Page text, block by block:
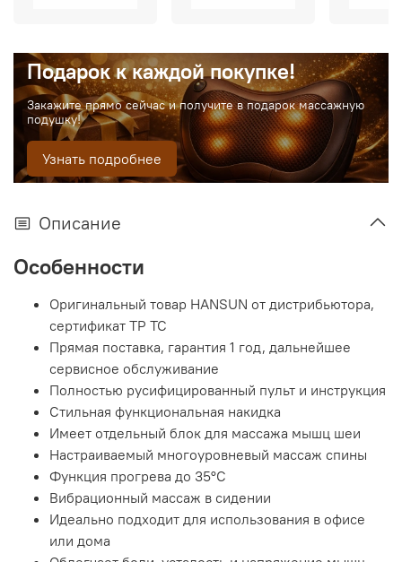
Подарок к каждой покупке!
Закажите прямо сейчас и получите в подарок массажную
подушку!
Узнать подробнее
Описание
Особенности
Оригинальный товар HANSUN от дистрибьютора,
сертификат ТР ТС
Прямая поставка, гарантия 1 год, дальнейшее
сервисное обслуживание
Полностью русифицированный пульт и инструкция
Стильная функциональная накидка
Имеет отдельный блок для массажа мышц шеи
Настраиваемый многоуровневый массаж спины
Функция прогрева до 35°С
Вибрационный массаж в сидении
Идеально подходит для использования в офисе
или дома